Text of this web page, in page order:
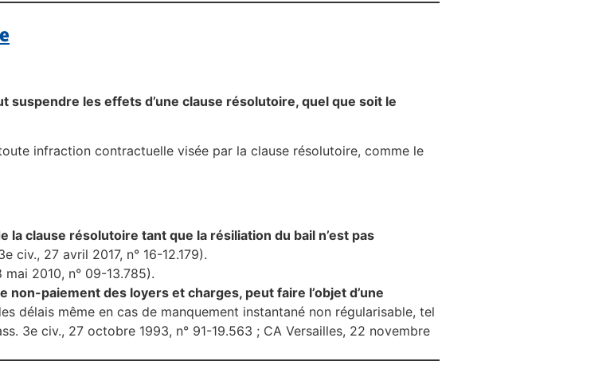
suspendre les effets d’une clause résolutoire, quel que soit le
toute infraction contractuelle visée par la clause résolutoire, comme le
clause résolutoire tant que la résiliation du bail n’est pas
civ., 27 avril 2017, n° 16-12.179).
mai 2010, n° 09-13.785).
paiement des loyers et charges, peut faire l’objet d’une
délais même en cas de manquement instantané non régularisable, tel
3e civ., 27 octobre 1993, n° 91-19.563 ; CA Versailles, 22 novembre